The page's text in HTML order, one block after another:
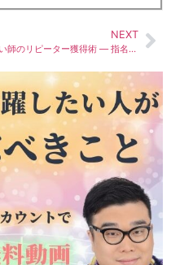
NEXT
占い師のリピーター獲得術 — 指名され続ける占い師が実践している5つの秘訣